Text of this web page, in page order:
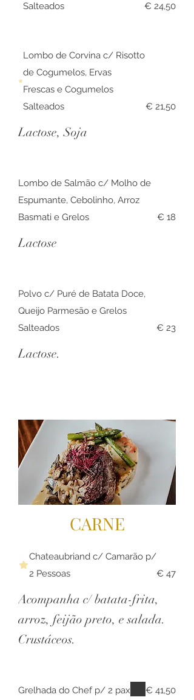
Salteados
€ 24,50
Lombo de Corvina c/ Risotto
de Cogumelos, Ervas
Frescas e Cogumelos
Salteados
Lactose, Soja
€ 21,50
Lombo de Salmão c/ Molho de
Espumante, Cebolinho, Arroz
Basmati e Grelos
Lactose
€ 18
Polvo c/ Puré de Batata Doce,
Queijo Parmesão e Grelos
Salteados
Lactose.
€ 23
CARNE
Chateaubriand c/ Camarão p/
2 Pessoas
Acompanha c/ batata-frita,
arroz, feijão preto, e salada.
Crustáceos.
€ 47
Grelhada do Chef p/ 2 pax € 41,50